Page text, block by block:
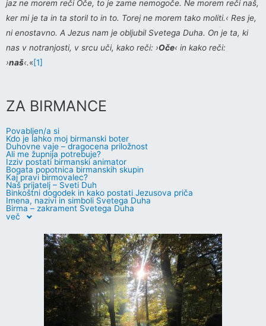
jaz ne morem reči Oče, to je zame nemogoče. Ne morem reči naš,
ker mi je ta in ta storil to in to. Torej ne morem tako moliti.‹ Res je,
ni enostavno. A Jezus nam je obljubil Svetega Duha. On je ta, ki
nas v notranjosti, v srcu uči, kako reči: ›Oče‹ in kako reči:
›naš‹.«[1]
ZA BIRMANCE
Povabljen/a si
Kdo je lahko moj birmanski boter
Duhovne vaje – dragocena priložnost
Ali me župnija potrebuje?
Izziv postati birmanski animator
Bogata popotnica birmanskih skupin
Kaj pravi birmovalec?
Naš prijatelj – Sveti Duh
Binkoštni dogodek in kako postati Jezusova priča
Imena, nazivi in simboli Svetega Duha
Birma – zakrament Svetega Duha
več